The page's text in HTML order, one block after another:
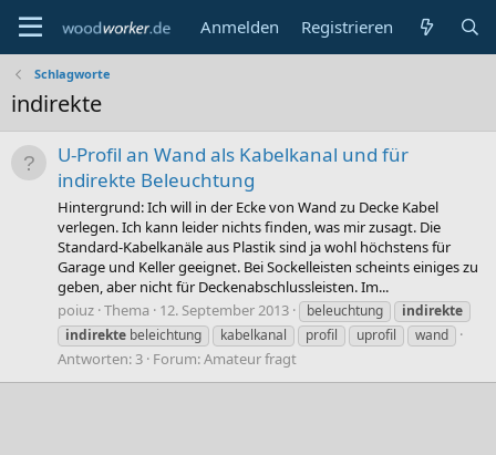
Anmelden Registrieren
Schlagworte
indirekte
U-Profil an Wand als Kabelkanal und für
indirekte Beleuchtung
Hintergrund: Ich will in der Ecke von Wand zu Decke Kabel
verlegen. Ich kann leider nichts finden, was mir zusagt. Die
Standard-Kabelkanäle aus Plastik sind ja wohl höchstens für
Garage und Keller geeignet. Bei Sockelleisten scheints einiges zu
geben, aber nicht für Deckenabschlussleisten. Im...
poiuz Thema 12. September 2013 beleuchtung
indirekte
indirekte beleichtung kabelkanal profil uprofil wand
Antworten: 3 Forum:Amateur fragt